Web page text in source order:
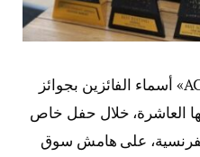
أعلن مركز السينما العربية «ACC» أسماء الفائزين بجوائز
العاشرة، خلال حفل خاص
كان الفرنسية، على هامش سوق